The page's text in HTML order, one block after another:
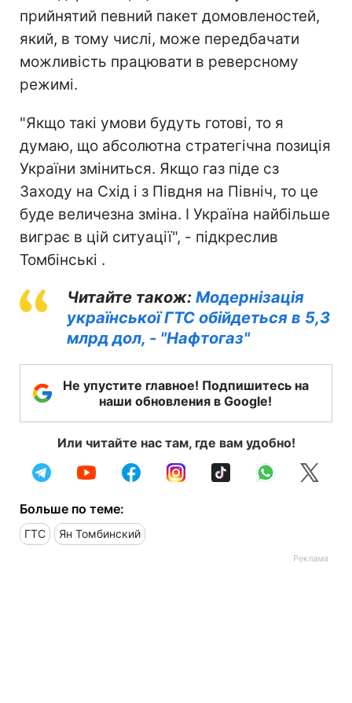
прийнятий певний пакет домовленостей,
який, в тому числі, може передбачати
можливість працювати в реверсному
режимі.
"Якщо такі умови будуть готові, то я
думаю, що абсолютна стратегічна позиція
України зміниться. Якщо газ піде сз
Заходу на Схід і з Півдня на Північ, то це
буде величезна зміна. І Україна найбільше
виграє в цій ситуації", - підкреслив
Томбінські .
Читайте також: Модернізація
української ГТС обійдеться в 5,3
млрд дол, - "Нафтогаз"
Не упустите главное! Подпишитесь на
наши обновления в Google!
Или читайте нас там, где вам удобно!
Больше по теме:
ГТС Ян Томбинский